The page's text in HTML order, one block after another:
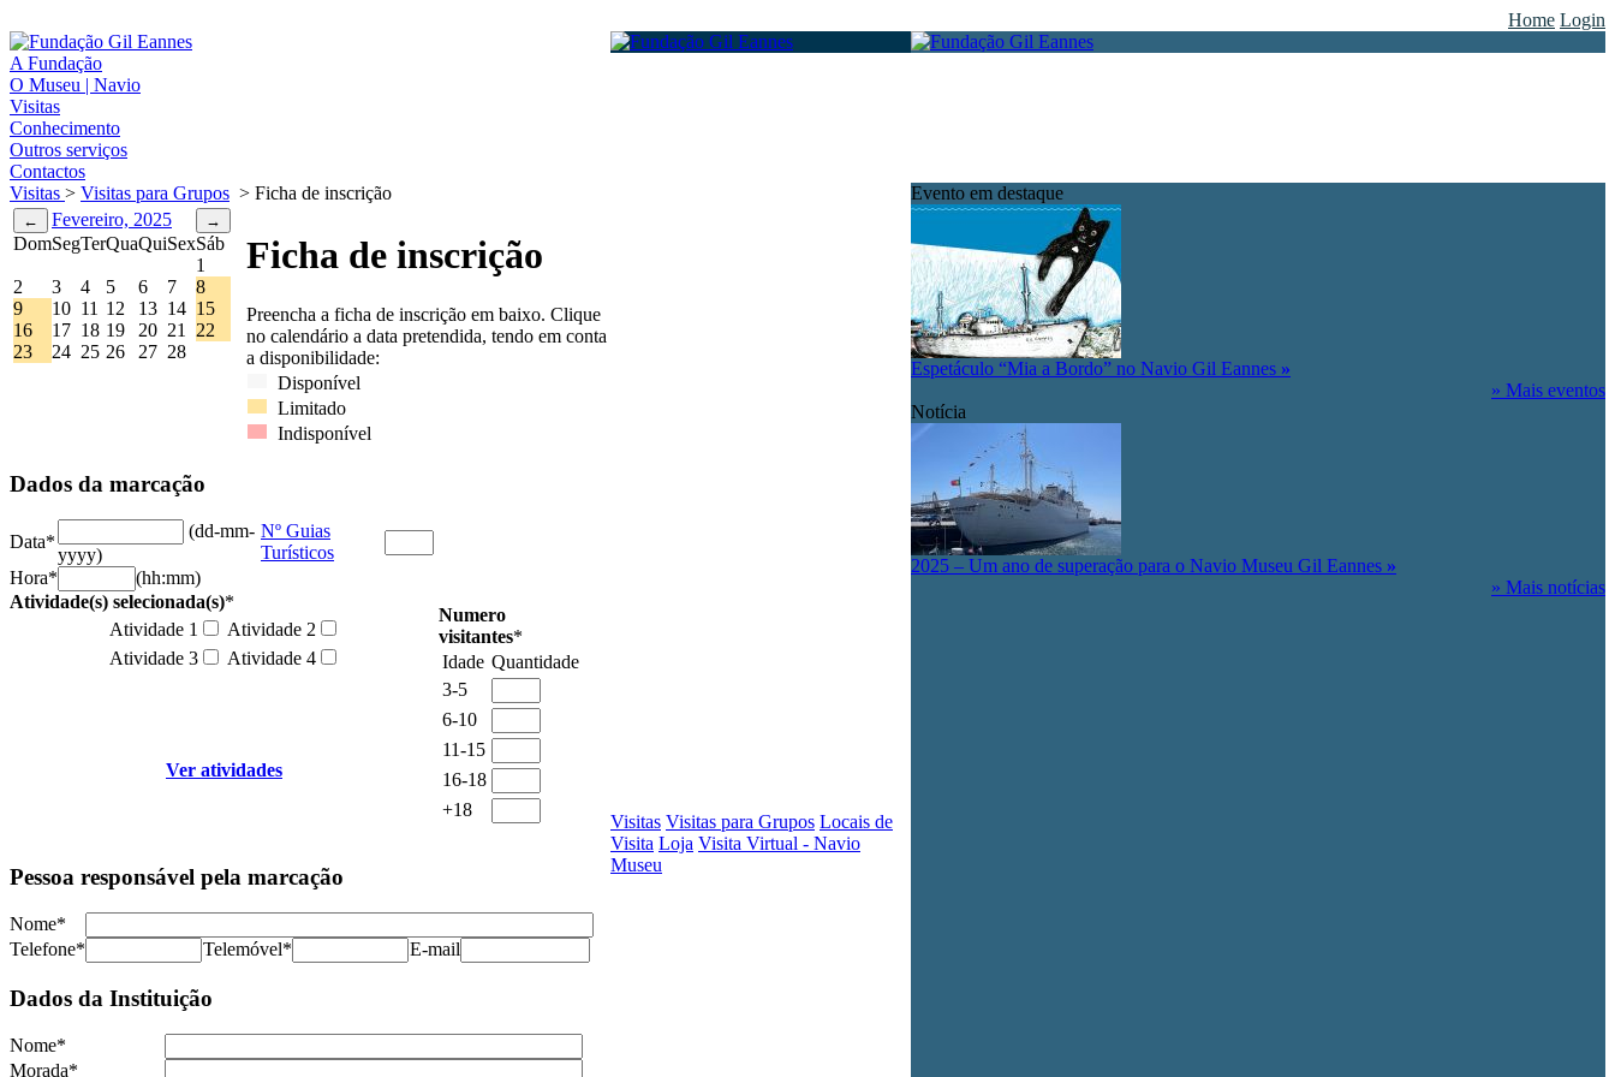
Home Login
A Fundação
O Museu | Navio
Visitas
Conhecimento
Outros serviços
Contactos
Visitas > Visitas para Grupos > Ficha de inscrição
Fevereiro, 2025
DomSegTerQuaQuiSexSáb
1
2
3 4 5 6 7
8
9
10 11 12 13 14 15
16
17 18 19 20 21
22
23
24 25 26 27 28
Ficha de inscrição
Preencha a ficha de inscrição em baixo. Clique
no calendário a data pretendida, tendo em conta
a disponibilidade:
Disponível
Limitado
Indisponível
Dados da marcação
Data*
(dd-mm-
yyyy)
Nº Guias
Turísticos
Hora*
(hh:mm)
Atividade(s) selecionada(s)*
Atividade 1
Atividade 2
Atividade 3
Atividade 4
Ver atividades
Numero
visitantes*
Idade Quantidade
3-5
6-10
11-15
16-18
+18
Pessoa responsável pela marcação
Nome*
Telefone* Telemóvel* E-mail
Dados da Instituição
Nome*
Morada*
Visitas Visitas para Grupos Locais de
Visita Loja Visita Virtual - Navio
Museu
Evento em destaque
Espetáculo “Mia a Bordo” no Navio Gil Eannes »
» Mais eventos
Notícia
2025 – Um ano de superação para o Navio Museu Gil Eannes »
» Mais notícias